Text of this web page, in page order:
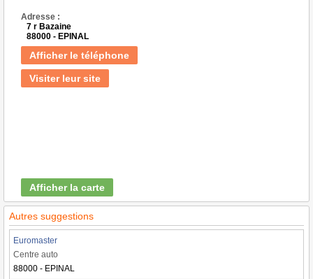
Adresse :
7 r Bazaine
88000 - EPINAL
Afficher le téléphone
Visiter leur site
Afficher la carte
Autres suggestions
Euromaster
Centre auto
88000 - EPINAL